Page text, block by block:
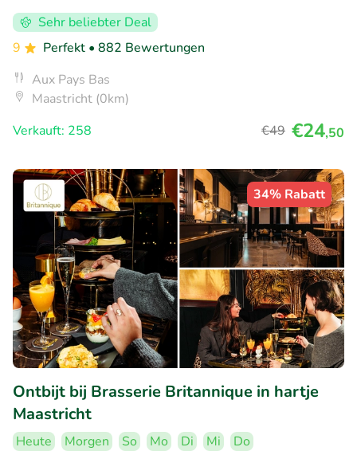
Sehr beliebter Deal
9
Perfekt • 882 Bewertungen
Aux Pays Bas
Maastricht (0km)
Verkauft: 258
€49 €24,50
34% Rabatt
Ontbijt bij Brasserie Britannique in hartje
Maastricht
Heute Morgen So Mo Di Mi Do